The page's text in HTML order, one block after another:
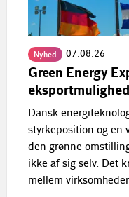
Nyhed 07.08.26
Green Energy
Dansk
styrkeposition og en
den grønne
ikke af sig selv. Det
mellem